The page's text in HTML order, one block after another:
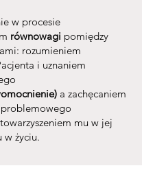
w procesie
równowagi pomiędzy
rozumieniem
i uznaniem
a zachęcaniem
mu w jej
w życiu.